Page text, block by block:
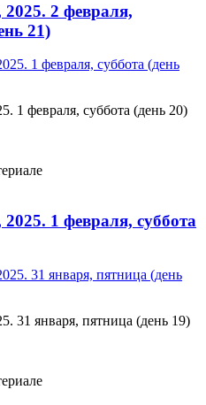
2 февраля,
21)
1 февраля, суббота (день 20)
1 февраля, суббота
31 января, пятница (день 19)